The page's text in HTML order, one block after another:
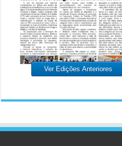
Ver Edições Anteriores